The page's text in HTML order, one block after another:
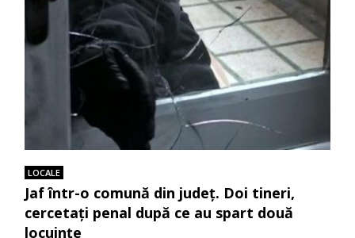
LOCALE
Jaf într-o comună din județ. Doi tineri,
cercetați penal după ce au spart două
locuințe